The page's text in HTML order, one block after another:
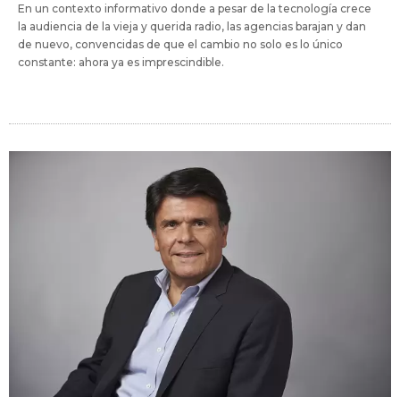
En un contexto informativo donde a pesar de la tecnología crece
la audiencia de la vieja y querida radio, las agencias barajan y dan
de nuevo, convencidas de que el cambio no solo es lo único
constante: ahora ya es imprescindible.